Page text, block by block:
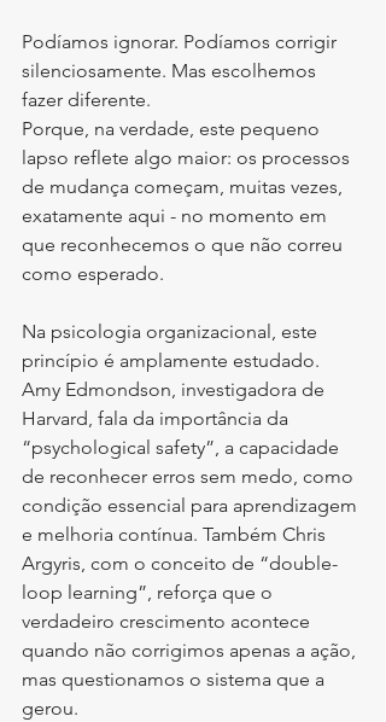
Podíamos ignorar. Podíamos corrigir
silenciosamente. Mas escolhemos
fazer diferente.
Porque, na verdade, este pequeno
lapso reflete algo maior: os processos
de mudança começam, muitas vezes,
exatamente aqui - no momento em
que reconhecemos o que não correu
como esperado.
Na psicologia organizacional, este
princípio é amplamente estudado.
Amy Edmondson, investigadora de
Harvard, fala da importância da
“psychological safety”, a capacidade
de reconhecer erros sem medo, como
condição essencial para aprendizagem
e melhoria contínua. Também Chris
Argyris, com o conceito de “double-
loop learning”, reforça que o
verdadeiro crescimento acontece
quando não corrigimos apenas a ação,
mas questionamos o sistema que a
gerou.